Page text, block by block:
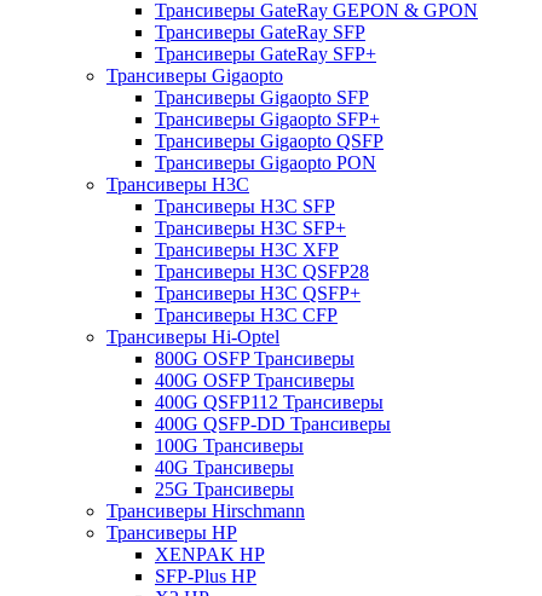
Трансиверы GateRay GEPON & GPON
Трансиверы GateRay SFP
Трансиверы GateRay SFP+
Трансиверы Gigaopto
Трансиверы Gigaopto SFP
Трансиверы Gigaopto SFP+
Трансиверы Gigaopto QSFP
Трансиверы Gigaopto PON
Трансиверы H3C
Трансиверы H3C SFP
Трансиверы H3C SFP+
Трансиверы H3C XFP
Трансиверы H3C QSFP28
Трансиверы H3C QSFP+
Трансиверы H3C CFP
Трансиверы Hi-Optel
800G OSFP Трансиверы
400G OSFP Трансиверы
400G QSFP112 Трансиверы
400G QSFP-DD Трансиверы
100G Трансиверы
40G Трансиверы
25G Трансиверы
Трансиверы Hirschmann
Трансиверы HP
XENPAK HP
SFP-Plus HP